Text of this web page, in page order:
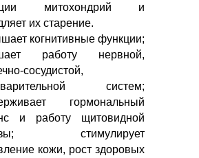
митохондрий и
их старение.
когнитивные функции;
работу нервной,
сосудистой,
систем;
гормональный
и работу щитовидной
стимулирует
кожи, рост здоровых